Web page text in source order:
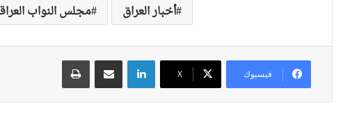
أخبار العراق مجلس النواب
فيسبوك X
لينكدإن